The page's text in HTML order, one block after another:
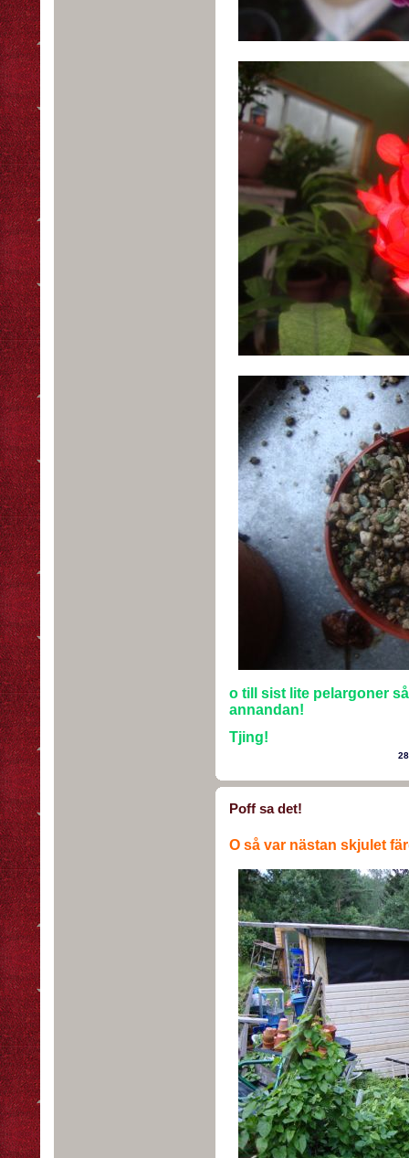
o till sist lite pelargoner
annandan!
Tjing!
Poff sa det!
O så var nästan skjulet